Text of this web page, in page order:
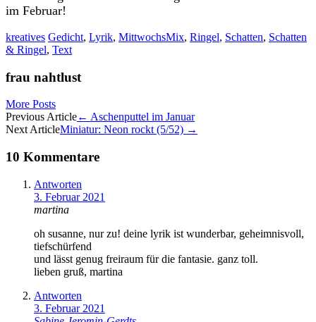
im Februar!
kreatives Gedicht, Lyrik, MittwochsMix, Ringel, Schatten, Schatten
& Ringel, Text
frau nahtlust
More Posts
Artikel-
Navigation
Previous Article← Aschenputtel im Januar
Next ArticleMiniatur: Neon rockt (5/52) →
10 Kommentare
Antworten
3. Februar 2021
martina
oh susanne, nur zu! deine lyrik ist wunderbar, geheimnisvoll,
tiefschürfend
und lässt genug freiraum für die fantasie. ganz toll.
lieben gruß, martina
Antworten
3. Februar 2021